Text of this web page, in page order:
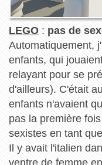
LEGO: pas de
Automatiquement,
enfants, qui
relayant pour se
d'ailleurs). C'était
enfants n'avaient
pas la première
sexistes en tant
Il y avait l'italien